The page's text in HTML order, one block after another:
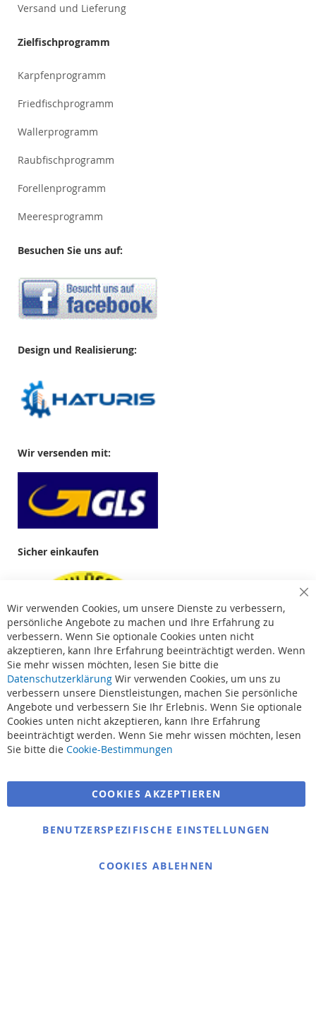
Versand und Lieferung
Zielfischprogramm
Karpfenprogramm
Friedfischprogramm
Wallerprogramm
Raubfischprogramm
Forellenprogramm
Meeresprogramm
Besuchen Sie uns auf:
Design und Realisierung:
Wir versenden mit:
Sicher einkaufen
Suchbegriffe
Bestellungen und Rücksendungen
Kontaktieren Sie uns
Cookie Einstellungen
Wir verwenden Cookies, um unsere Dienste zu verbessern,
persönliche Angebote zu machen und Ihre Erfahrung zu
verbessern. Wenn Sie optionale Cookies unten nicht
akzeptieren, kann Ihre Erfahrung beeinträchtigt werden. Wenn
Sie mehr wissen möchten, lesen Sie bitte die
Datenschutzerklärung Wir verwenden Cookies, um uns zu
verbessern unsere Dienstleistungen, machen Sie persönliche
Angebote und verbessern Sie Ihr Erlebnis. Wenn Sie optionale
Cookies unten nicht akzeptieren, kann Ihre Erfahrung
beeinträchtigt werden. Wenn Sie mehr wissen möchten, lesen
Sie bitte die Cookie-Bestimmungen
COOKIES AKZEPTIEREN
BENUTZERSPEZIFISCHE EINSTELLUNGEN
COOKIES ABLEHNEN